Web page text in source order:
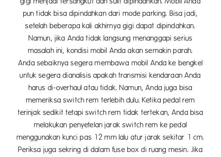
pun tidak bisa dipindahkan dari mode parking. Bisa jadi,
setelah beberapa kali akhirnya gigi dapat dipindahkan.
Namun, jika Anda tidak langsung menanggapi serius
masalah ini, kondisi mobil Anda akan semakin parah.
Anda sebaiknya segera membawa mobil Anda ke bengkel
untuk segera dianalisis apakah transmisi kendaraan Anda
harus di-overhaul atau tidak. Namun, Anda juga bisa
memeriksa switch rem terlebih dulu. Ketika pedal rem
terinjak sedikit tetapi switch rem tidak tertekan, Anda bisa
melakukan penyetelan jarak switch rem ke pedal
menggunakan kunci pas 12 mm lalu atur jarak sekitar 1 cm.
Periksa juga sekring di dalam fuse box di ruang mesin. Jika